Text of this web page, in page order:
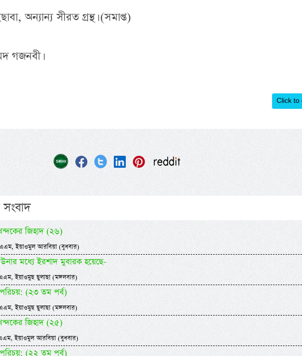
অন্যান্য সীরত গ্রন্থ। (সমাপ্ত)
গজনবী।
Click to
জিহাদ (২৬)
ইয়াওমুল আরবিয়া (বুধবার)
মধ্যে ইরশাদ মুবারক হয়েছে-
ইয়াওমুছ ছুলাছা (মঙ্গলবার)
(২৩ তম পর্ব)
ইয়াওমুছ ছুলাছা (মঙ্গলবার)
জিহাদ (২৫)
ইয়াওমুল আরবিয়া (বুধবার)
(২২ তম পর্ব)